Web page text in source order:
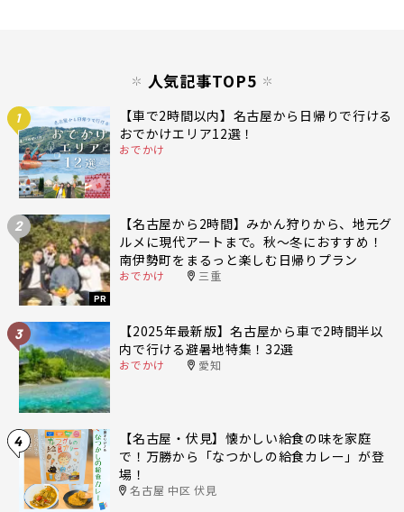
人気記事TOP5
1
【車で2時間以内】名古屋から日帰りで行ける
おでかけエリア12選！
おでかけ
2
PR
【名古屋から2時間】みかん狩りから、地元グ
ルメに現代アートまで。秋〜冬におすすめ！
南伊勢町をまるっと楽しむ日帰りプラン
おでかけ 三重
3
【2025年最新版】名古屋から車で2時間半以
内で行ける避暑地特集！32選
おでかけ 愛知
4
【名古屋・伏見】懐かしい給食の味を家庭
で！万勝から「なつかしの給食カレー」が登
場！
名古屋 中区 伏見